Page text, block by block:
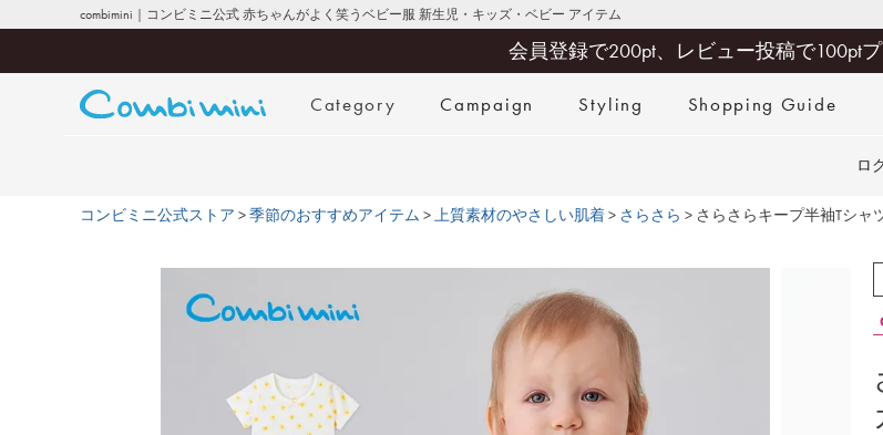
combimini｜コンビミニ公式 赤ちゃんがよく笑うベビー服 新生児・キッズ・ベビー アイテム
会員登録で200pt、レビュー投稿で100ptプ
Category Campaign Styling Shopping Guide
ロ
検索
コンビミニ公式ストア 季節のおすすめアイテム 上質素材のやさしい肌着 さらさら さらさらキープ半袖Tシャ